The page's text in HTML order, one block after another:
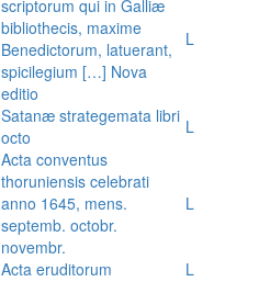
scriptorum qui in Galliæ
bibliothecis, maxime
Benedictorum, latuerant,
spicilegium […] Nova
editio
L
Satanæ strategemata libri
octo
L
Acta conventus
thoruniensis celebrati
anno 1645, mens.
septemb. octobr.
novembr.
L
Acta eruditorum
L